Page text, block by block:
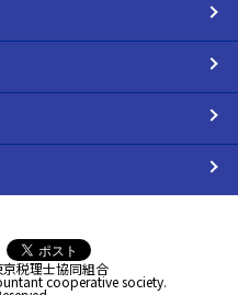
税理士協同組合
cooperative society.